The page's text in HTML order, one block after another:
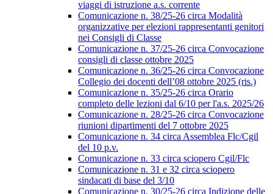
viaggi di istruzione a.s. corrente
Comunicazione n. 38/25-26 circa Modalità
organizzative per elezioni rappresentanti genitori
nei Consigli di Classe
Comunicazione n. 37/25-26 circa Convocazione
consigli di classe ottobre 2025
Comunicazione n. 36/25-26 circa Convocazione
Collegio dei docenti dell’08 ottobre 2025 (ris.)
Comunicazione n. 35/25-26 circa Orario
completo delle lezioni dal 6/10 per l'a.s. 2025/26
Comunicazione n. 28/25-26 circa Convocazione
riunioni dipartimenti del 7 ottobre 2025
Comunicazione n. 34 circa Assemblea Flc/Cgil
del 10 p.v.
Comunicazione n. 33 circa sciopero Cgil/Flc
Comunicazione n. 31 e 32 circa sciopero
sindacati di base del 3/10
Comunicazione n. 30/25-26 circa Indizione delle